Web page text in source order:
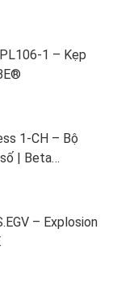
1 – Kẹp
1-CH – Bộ
| Beta
– Explosion